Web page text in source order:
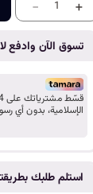
- 1 +
تسوق الآن وادفع
الإسلامية، بدون أي
استلم طلبك